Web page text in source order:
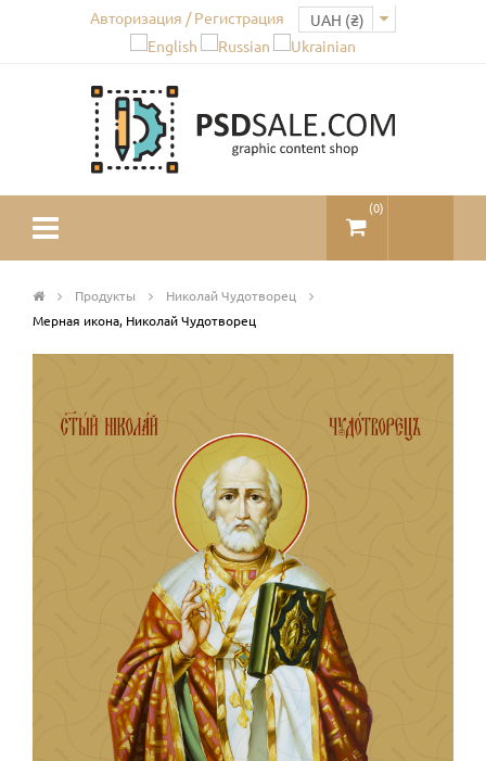
Авторизация / Регистрация
(0)
Продукты
Николай Чудотворец
Мерная икона, Николай Чудотворец